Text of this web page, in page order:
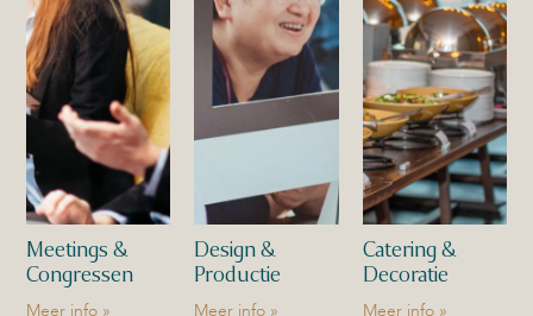
Meetings &
Congressen
Meer info »
Design &
Productie
Meer info »
Catering &
Decoratie
Meer info »